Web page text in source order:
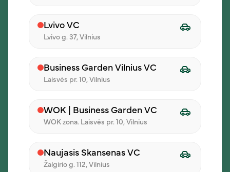
Lvivo VC
Lvivo g. 37, Vilnius
Business Garden Vilnius VC
Laisvės pr. 10, Vilnius
WOK | Business Garden VC
WOK zona. Laisvės pr. 10, Vilnius
Naujasis Skansenas VC
Žalgirio g. 112, Vilnius